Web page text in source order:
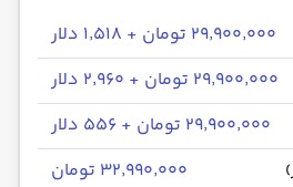
۲۹٬۹۰۰٬۰۰۰ تومان + ۱٬۵۱۸ دلار
۲۹٬۹۰۰٬۰۰۰ تومان + ۲٬۹۶۰ دلار
۲۹٬۹۰۰٬۰۰۰ تومان + ۵۵۶ دلار
۳۲٬۹۹۰٬۰۰۰ تومان